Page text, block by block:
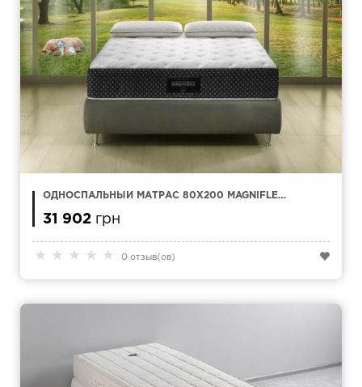
★ ★ ★ ★ ★ 0 отзыв(ов)
ОДНОСПАЛЬНЫЙ МАТРАС 80Х200 MAGNIFLEX
31 902 грн